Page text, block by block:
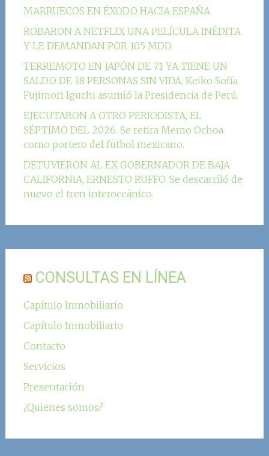
MARRUECOS EN ÉXODO HACIA ESPAÑA
ROBARON A NETFLIX UNA PELÍCULA INÉDITA
Y LE DEMANDAN POR 105 MDD
TERREMOTO EN JAPÓN DE 7.1 YA TIENE UN
SALDO DE 18 PERSONAS SIN VIDA. Keiko Sofía
Fujimori Iguchi asumió la Presidencia de Perú.
EJECUTARON A OTRO PERIODISTA, EL
SÉPTIMO DEL 2026. Se retira Memo Ochoa
como portero del futbol mexicano.
DETUVIERON AL EX GOBERNADOR DE BAJA
CALIFORNIA, ERNESTO RUFFO. Se descarriló de
nuevo el tren interoceánico.
CONSULTAS EN LÍNEA
Capítulo Inmobiliario
Capítulo Inmobiliario
Contacto
Servicios
Presentación
¿Quienes somos?